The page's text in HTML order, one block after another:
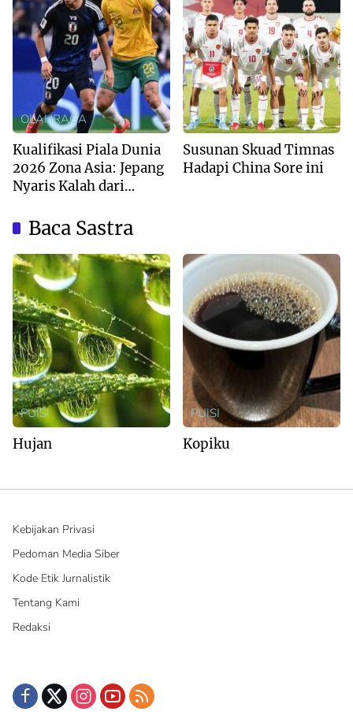
OLAHRAGA
Kualifikasi Piala Dunia
2026 Zona Asia: Jepang
Nyaris Kalah dari
OLAHRAGA
Susunan Skuad Timnas
Hadapi China Sore ini
Baca Sastra
PUISI
Hujan
PUISI
Kopiku
Kebijakan Privasi
Pedoman Media Siber
Kode Etik Jurnalistik
Tentang Kami
Redaksi